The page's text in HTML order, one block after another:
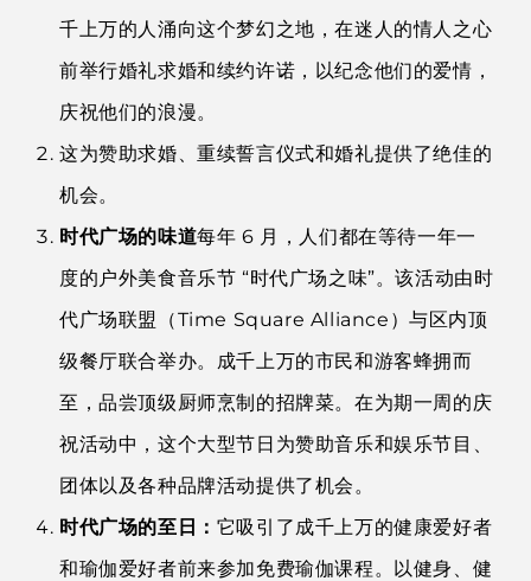
千上万的人涌向这个梦幻之地，在迷人的情人之心
前举行婚礼求婚和续约许诺，以纪念他们的爱情，
庆祝他们的浪漫。
这为赞助求婚、重续誓言仪式和婚礼提供了绝佳的
机会。
时代广场的味道每年 6 月，人们都在等待一年一
度的户外美食音乐节 “时代广场之味”。该活动由时
代广场联盟（Time Square Alliance）与区内顶
级餐厅联合举办。成千上万的市民和游客蜂拥而
至，品尝顶级厨师烹制的招牌菜。在为期一周的庆
祝活动中，这个大型节日为赞助音乐和娱乐节目、
团体以及各种品牌活动提供了机会。
时代广场的至日： 它吸引了成千上万的健康爱好者
和瑜伽爱好者前来参加免费瑜伽课程。以健身、健